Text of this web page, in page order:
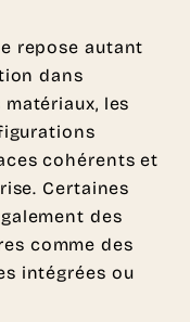
repose autant
dans
les
cohérents et
Certaines
des
comme des
intégrées ou